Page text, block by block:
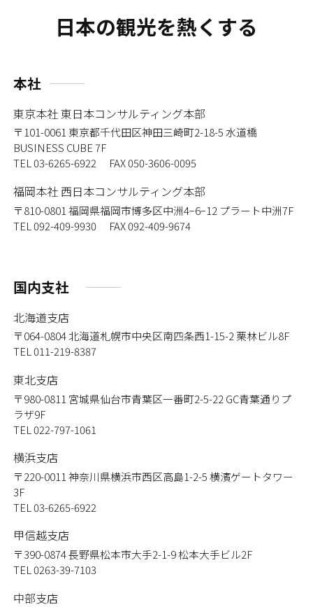
日本の観光を熱くする
本社
東京本社 東日本コンサルティング本部
〒101-0061東京都千代田区神田三崎町2-18-5 水道橋
BUSINESS CUBE 7F
TEL 03-6265-6922 FAX 050-3606-0095
福岡本社 西日本コンサルティング本部
〒810-0801 福岡県福岡市博多区中洲4−6−12 プラート中洲7F
TEL 092-409-9930 FAX 092-409-9674
国内支社
北海道支店
〒064-0804北海道札幌市中央区南四条西1-15-2 栗林ビル8F
TEL 011-219-8387
東北支店
〒980-0811 宮城県仙台市青葉区一番町2-5-22 GC青葉通りプ
ラザ9F
TEL 022-797-1061
横浜支店
〒220-0011 神奈川県横浜市西区高島1-2-5 横濱ゲートタワー
3F
TEL 03-6265-6922
甲信越支店
〒390-0874長野県松本市大手2-1-9 松本大手ビル2F
TEL 0263-39-7103
中部支店